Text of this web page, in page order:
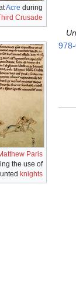
Acre during
Crusade
Paris
the use of
knights